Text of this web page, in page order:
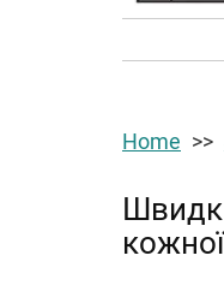
Home